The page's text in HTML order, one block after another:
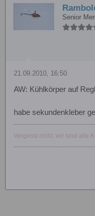
Senior
21.09.2010, 16:50
AW: Kühlkörper auf
habe sekundenkleber
Vergesst nicht, wir sind alle